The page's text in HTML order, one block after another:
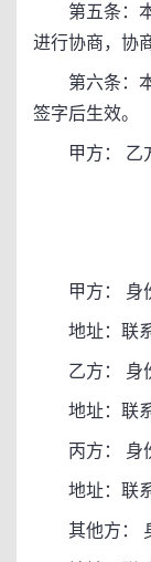
第五条：本
进行协商，协
第六条：本
签字后生效。
甲方： 乙方
甲方： 身份
地址：联系
乙方： 身份
地址：联系
丙方： 身份
地址：联系
其他方： 身